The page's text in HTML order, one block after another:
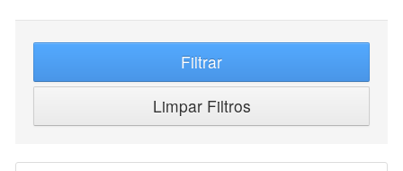
Filtrar
Limpar Filtros